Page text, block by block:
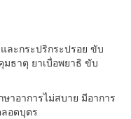
ละกระปริกระปรอย ขับ
มธาตุ ยาเบื่อพยาธิ ขับ
าอาการไม่สบาย มีอาการ
อดบุตร